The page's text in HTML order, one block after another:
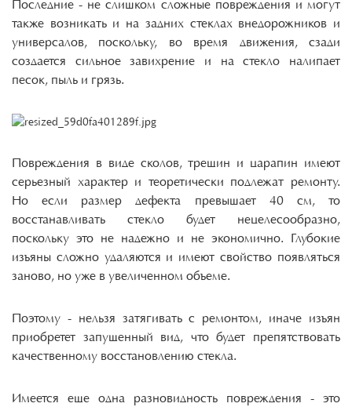
Последние - не слишком сложные повреждения и могут
также возникать и на задних стеклах внедорожников и
универсалов, поскольку, во время движения, сзади
создается сильное завихрение и на стекло налипает
песок, пыль и грязь.
Повреждения в виде сколов, трещин и царапин имеют
серьезный характер и теоретически подлежат ремонту.
Но если размер дефекта превышает 40 см, то
восстанавливать стекло будет нецелесообразно,
поскольку это не надежно и не экономично. Глубокие
изъяны сложно удаляются и имеют свойство появляться
заново, но уже в увеличенном объеме.
Поэтому - нельзя затягивать с ремонтом, иначе изъян
приобретет запущенный вид, что будет препятствовать
качественному восстановлению стекла.
Имеется еще одна разновидность повреждения - это